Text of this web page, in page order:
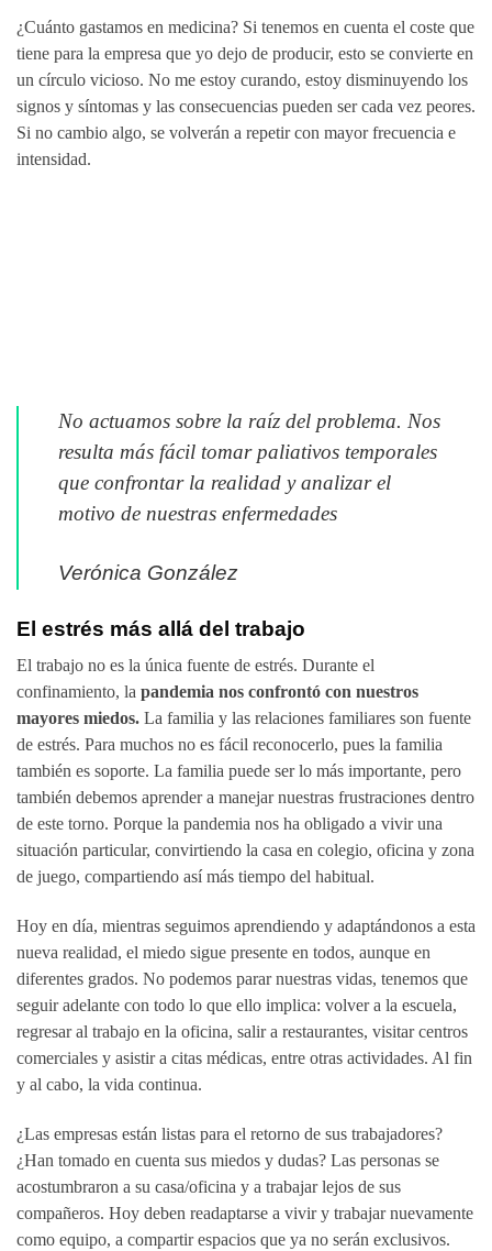
¿Cuánto gastamos en medicina? Si tenemos en cuenta el coste que
tiene para la empresa que yo dejo de producir, esto se convierte en
un círculo vicioso. No me estoy curando, estoy disminuyendo los
signos y síntomas y las consecuencias pueden ser cada vez peores.
Si no cambio algo, se volverán a repetir con mayor frecuencia e
intensidad.
No actuamos sobre la raíz del problema. Nos
resulta más fácil tomar paliativos temporales
que confrontar la realidad y analizar el
motivo de nuestras enfermedades
Verónica González
El estrés más allá del trabajo
El trabajo no es la única fuente de estrés. Durante el
confinamiento, la pandemia nos confrontó con nuestros
mayores miedos. La familia y las relaciones familiares son fuente
de estrés. Para muchos no es fácil reconocerlo, pues la familia
también es soporte. La familia puede ser lo más importante, pero
también debemos aprender a manejar nuestras frustraciones dentro
de este torno. Porque la pandemia nos ha obligado a vivir una
situación particular, convirtiendo la casa en colegio, oficina y zona
de juego, compartiendo así más tiempo del habitual.
Hoy en día, mientras seguimos aprendiendo y adaptándonos a esta
nueva realidad, el miedo sigue presente en todos, aunque en
diferentes grados. No podemos parar nuestras vidas, tenemos que
seguir adelante con todo lo que ello implica: volver a la escuela,
regresar al trabajo en la oficina, salir a restaurantes, visitar centros
comerciales y asistir a citas médicas, entre otras actividades. Al fin
y al cabo, la vida continua.
¿Las empresas están listas para el retorno de sus trabajadores?
¿Han tomado en cuenta sus miedos y dudas? Las personas se
acostumbraron a su casa/oficina y a trabajar lejos de sus
compañeros. Hoy deben readaptarse a vivir y trabajar nuevamente
como equipo, a compartir espacios que ya no serán exclusivos.